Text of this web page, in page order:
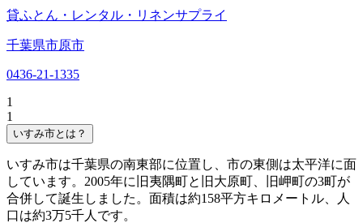
貸ふとん・レンタル・リネンサプライ
千葉県市原市
0436-21-1335
1
1
いすみ市とは？
いすみ市は千葉県の南東部に位置し、市の東側は太平洋に面
しています。2005年に旧夷隅町と旧大原町、旧岬町の3町が
合併して誕生しました。面積は約158平方キロメートル、人
口は約3万5千人です。